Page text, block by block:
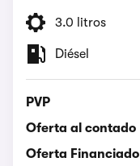
3.0 litros
Diésel
PVP
Oferta al contado
Oferta Financiado